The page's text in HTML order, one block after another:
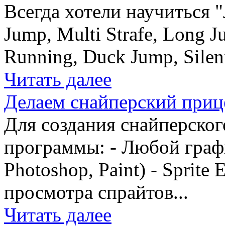
Всегда хотели научиться
Jump, Multi Strafe, Long
Running, Duck Jump,
Читать далее
Делаем снайперский
Для создания
программы: - Любой
Photoshop, Paint) - Sprite
просмотра спрайтов...
Читать далее